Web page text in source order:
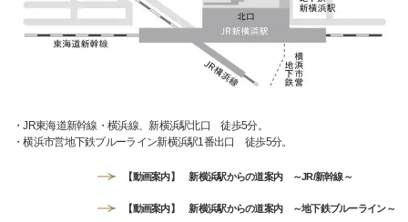
・JR東海道新幹線・横浜線、新横浜駅北口 徒歩5分。
・横浜市営地下鉄ブルーライン新横浜駅1番出口 徒歩5分。
【動画案内】 新横浜駅からの道案内 ～JR/新幹線～
【動画案内】 新横浜駅からの道案内 ～地下鉄ブルーライン～